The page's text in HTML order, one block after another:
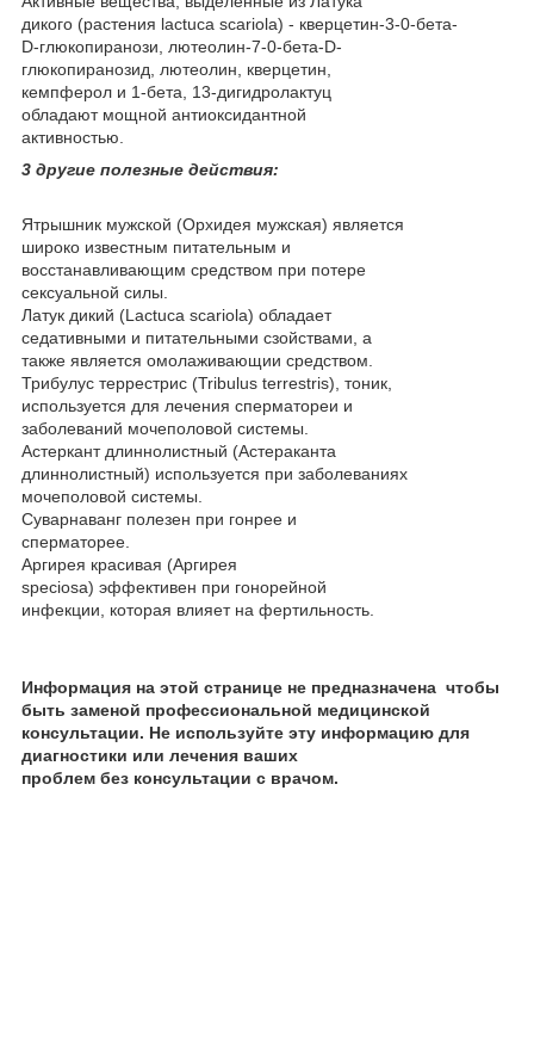
дикого (растения lactuca scariola) - кверцетин-3-0-бета-
D-глюкопиранози, лютеолин-7-0-бета-D-
глюкопиранозид, лютеолин, кверцетин,
кемпферол и 1-бета, 13-дигидролактуц
обладают мощной антиоксидантной
активностью.
3 другие полезные действия:
Ятрышник мужской (Орхидея мужская) является
широко известным питательным и
восстанавливающим средством при потере
сексуальной силы.
Латук дикий (Lactuca scariola) обладает
седативными и питательными сзойствами, а
также является омолаживающии средством.
Трибулус террестрис (Tribulus terrestris), тоник,
используется для лечения сперматореи и
заболеваний мочеполовой системы.
Астеркант длиннолистный (Астераканта
длиннолистный) используется при заболеваниях
мочеполовой системы.
Суварнаванг полезен при гонрее и
сперматорее.
Аргирея красивая (Аргирея
speciosa) эффективен при гонорейной
инфекции, которая влияет на фертильность.
Информация на этой странице не предназначена чтобы
быть заменой профессиональной медицинской
консультации. Не используйте эту информацию для
диагностики или лечения ваших
проблем без консультации с врачом.